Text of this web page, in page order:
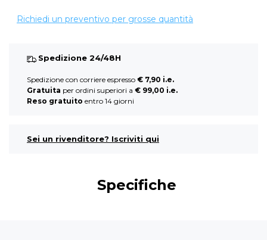
Richiedi un preventivo per grosse quantità
Spedizione 24/48H
Spedizione con corriere espresso € 7,90 i.e.
Gratuita per ordini superiori a € 99,00 i.e.
Reso gratuito entro 14 giorni
Sei un rivenditore? Iscriviti qui
Specifiche